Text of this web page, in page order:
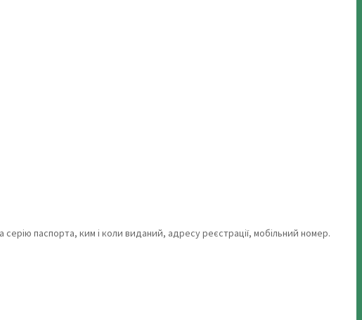
паспорта, ким і коли виданий, адресу реєстрації, мобільний номер.